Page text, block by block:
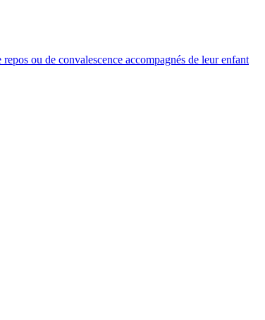
ou de convalescence accompagnés de leur enfant